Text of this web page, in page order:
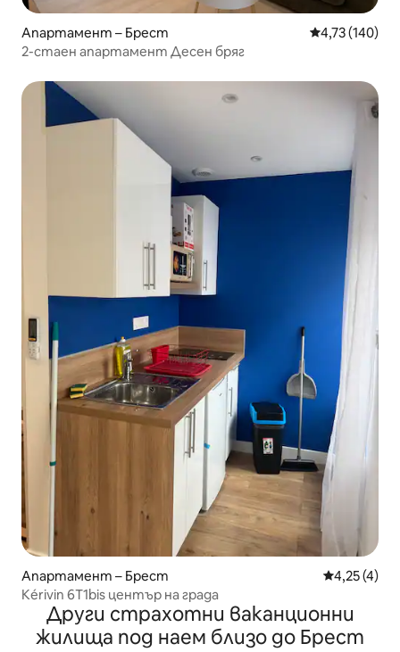
Апартамент – Брест Средна
4,73 (140)
2-стаен апартамент Десен бряг
Апартамент – Брест Средна
4,25 (4)
Kérivin 6T1bis център на града
Други страхотни ваканционни
жилища под наем близо до Брест